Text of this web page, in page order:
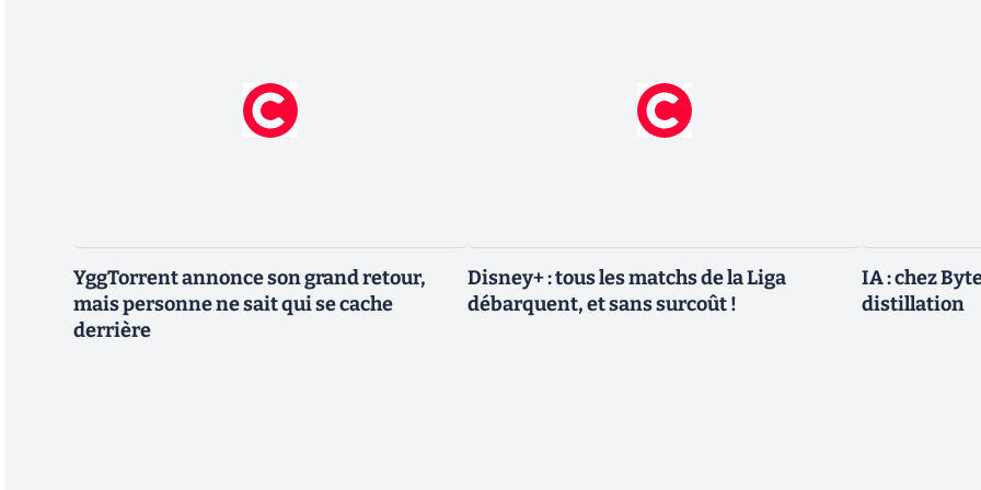
YggTorrent annonce son grand retour,
mais personne ne sait qui se cache
derrière
Disney+ : tous les matchs de la Liga
débarquent, et sans surcoût !
IA : chez
distillation